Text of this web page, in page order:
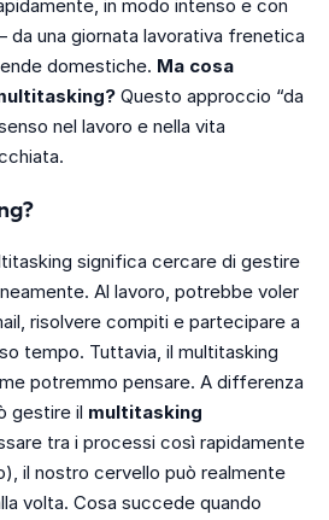
in modo intenso e con
da una giornata lavorativa frenetica
domestiche. Ma cosa
Questo approccio “da
nel lavoro e nella vita
significa cercare di gestire
Al lavoro, potrebbe voler
risolvere compiti e partecipare a
tempo. Tuttavia, il multitasking
potremmo pensare. A differenza
gestire il multitasking
tra i processi così rapidamente
il nostro cervello può realmente
volta. Cosa succede quando